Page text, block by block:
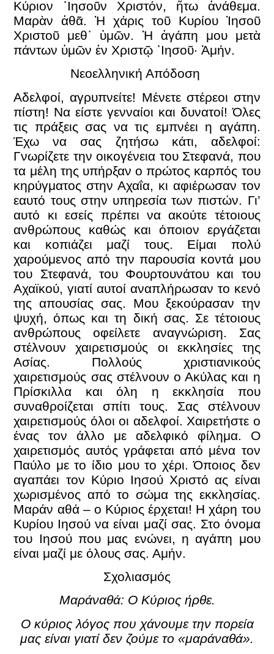
Κύριον ᾿Ιησοῦν Χριστόν, ἤτω ἀνάθεμα.
Μαρὰν ἀθᾶ. Ἡ χάρις τοῦ Κυρίου Ἰησοῦ
Χριστοῦ μεθ᾿ ὑμῶν. Ἡ ἀγάπη μου μετὰ
πάντων ὑμῶν ἐν Χριστῷ ᾿Ιησοῦ· Ἀμήν.
Νεοελληνική Απόδοση
Αδελφοί, αγρυπνείτε! Μένετε στέρεοι στην
πίστη! Να είστε γενναίοι και δυνατοί! Όλες
τις πράξεις σας να τις εμπνέει η αγάπη.
Έχω να σας ζητήσω κάτι, αδελφοί:
Γνωρίζετε την οικογένεια του Στεφανά, που
τα μέλη της υπήρξαν ο πρώτος καρπός του
κηρύγματος στην Αχαΐα, κι αφιέρωσαν τον
εαυτό τους στην υπηρεσία των πιστών. Γι’
αυτό κι εσείς πρέπει να ακούτε τέτοιους
ανθρώπους καθώς και όποιον εργάζεται
και κοπιάζει μαζί τους. Είμαι πολύ
χαρούμενος από την παρουσία κοντά μου
του Στεφανά, του Φουρτουνάτου και του
Αχαϊκού, γιατί αυτοί αναπλήρωσαν το κενό
της απουσίας σας. Μου ξεκούρασαν την
ψυχή, όπως και τη δική σας. Σε τέτοιους
ανθρώπους οφείλετε αναγνώριση. Σας
στέλνουν χαιρετισμούς οι εκκλησίες της
Ασίας. Πολλούς χριστιανικούς
χαιρετισμούς σας στέλνουν ο Ακύλας και η
Πρίσκιλλα και όλη η εκκλησία που
συναθροίζεται σπίτι τους. Σας στέλνουν
χαιρετισμούς όλοι οι αδελφοί. Χαιρετήστε ο
ένας τον άλλο με αδελφικό φίλημα. Ο
χαιρετισμός αυτός γράφεται από μένα τον
Παύλο με το ίδιο μου το χέρι. Όποιος δεν
αγαπάει τον Κύριο Ιησού Χριστό ας είναι
χωρισμένος από το σώμα της εκκλησίας.
Μαράν αθά – ο Κύριος έρχεται! Η χάρη του
Κυρίου Ιησού να είναι μαζί σας. Στο όνομα
του Ιησού που μας ενώνει, η αγάπη μου
είναι μαζί με όλους σας. Αμήν.
Σχολιασμός
Μαράναθά: Ο Κύριος ήρθε.
Ο κύριος λόγος που χάνουμε την πορεία
μας είναι γιατί δεν ζούμε το «μαράναθά».